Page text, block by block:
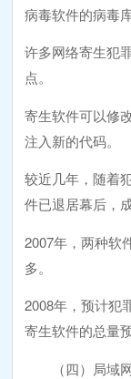
病毒软件的病毒
许多网络寄生犯
点。
寄生软件可以修
注入新的代码。
较近几年，随着
件已退居幕后，
2007年，两种软
多。
2008年，预计犯
寄生软件的总量
（四）局域